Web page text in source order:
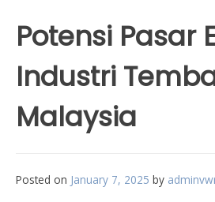
Potensi Pasar
Industri
Malaysia
Posted on January 7, 2025 by